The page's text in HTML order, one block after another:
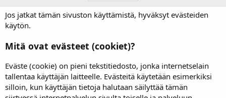
Jos jatkat tämän sivuston käyttämistä, hyväksyt evästeiden
käytön.
Mitä ovat evästeet (cookiet)?
Eväste (cookie) on pieni tekstitiedosto, jonka internetselain
tallentaa käyttäjän laitteelle. Evästeitä käytetään esimerkiksi
silloin, kun käyttäjän tietoja halutaan säilyttää tämän